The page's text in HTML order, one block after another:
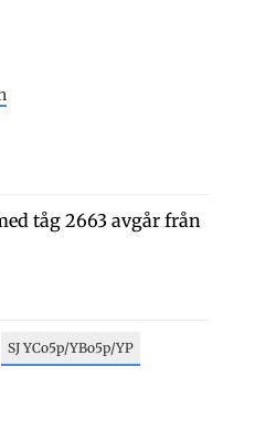
tåg 2663 avgår från
SJ YCo5p/YBo5p/YP